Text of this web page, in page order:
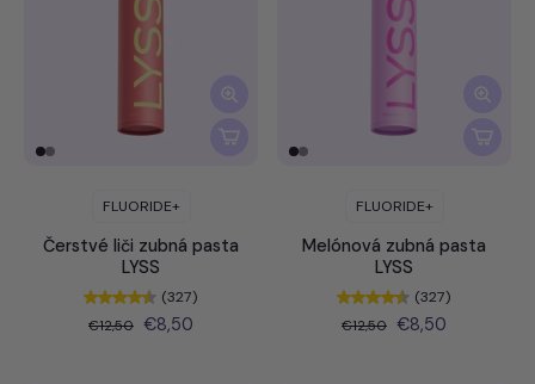
FLUORIDE+
Čerstvé liči zubná pasta
LYSS
(327)
€12,50 €8,50
FLUORIDE+
Melónová zubná pasta
LYSS
(327)
€12,50 €8,50